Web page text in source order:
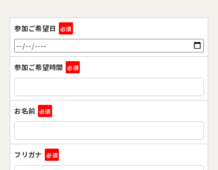
参加ご希望日 必須
参加ご希望時間 必須
お名前 必須
フリガナ 必須